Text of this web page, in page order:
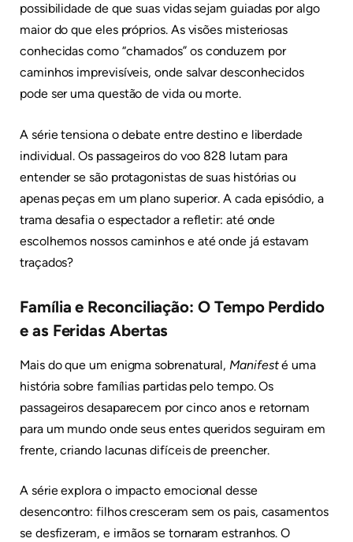
possibilidade de que suas vidas sejam guiadas por algo
maior do que eles próprios. As visões misteriosas
conhecidas como “chamados” os conduzem por
caminhos imprevisíveis, onde salvar desconhecidos
pode ser uma questão de vida ou morte.
A série tensiona o debate entre destino e liberdade
individual. Os passageiros do voo 828 lutam para
entender se são protagonistas de suas histórias ou
apenas peças em um plano superior. A cada episódio, a
trama desafia o espectador a refletir: até onde
escolhemos nossos caminhos e até onde já estavam
traçados?
Família e Reconciliação: O Tempo Perdido
e as Feridas Abertas
Mais do que um enigma sobrenatural,Manifesté uma
história sobre famílias partidas pelo tempo. Os
passageiros desaparecem por cinco anos e retornam
para um mundo onde seus entes queridos seguiram em
frente, criando lacunas difíceis de preencher.
A série explora o impacto emocional desse
desencontro: filhos cresceram sem os pais, casamentos
se desfizeram, e irmãos se tornaram estranhos. O